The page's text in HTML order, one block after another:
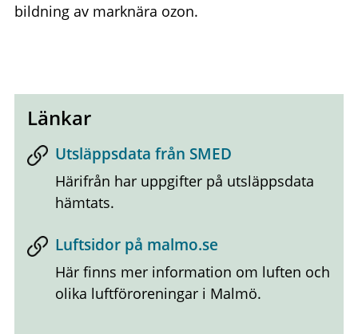
bildning av marknära ozon.
Länkar
Utsläppsdata från SMED
Härifrån har uppgifter på utsläppsdata
hämtats.
Luftsidor på malmo.se
Här finns mer information om luften och
olika luftföroreningar i Malmö.